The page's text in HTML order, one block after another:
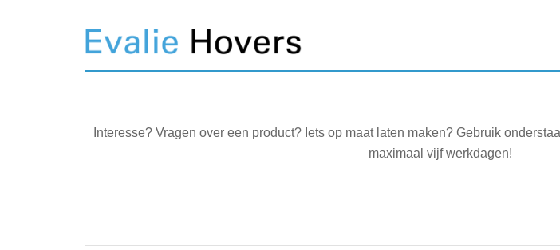
Interesse? Vragen over een product? Iets op maat laten maken? Gebruik
maximaal vijf werkdagen!